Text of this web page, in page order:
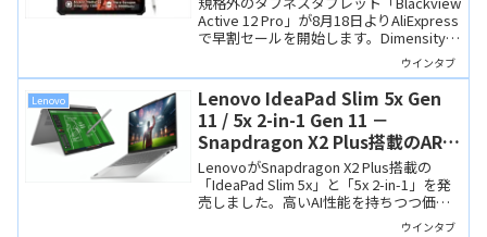
Active 12 Pro」が8月18日よりAliExpress
で早割セールを開始します。Dimensity
7300搭載、11インチ90Hzディスプレイ、
30,000mAhバッテリー、プロジェクター
機能まで備えた製品ですが、サイズも巨
大なので「ニーズが合えば」という感じ
ですね。
ウインタブ
Lenovo
Lenovo IdeaPad Slim 5x Gen
11 / 5x 2-in-1 Gen 11 －
Snapdragon X2 Plus搭載のARM
版Windowsモバイルノート＆2-
in-1
LenovoがSnapdragon X2 Plus搭載の
「IdeaPad Slim 5x」と「5x 2-in-1」を発
売しました。高いAI性能を持ちつつ価格
は控えめ、魅力的なARM版Windowsノー
ウインタブ